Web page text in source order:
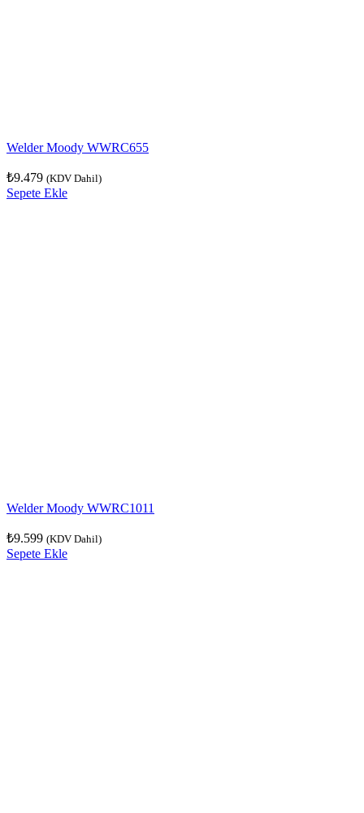
Welder Moody WWRC655
₺9.479 (KDV Dahil)
Sepete Ekle
Welder Moody WWRC1011
₺9.599 (KDV Dahil)
Sepete Ekle